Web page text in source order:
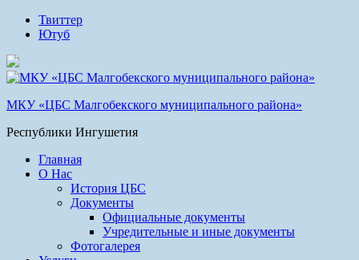
Твиттер
Ютуб
МКУ «ЦБС Малгобекского муниципального района»
Республики Ингушетия
Главная
О Нас
История ЦБС
Документы
Официальные документы
Учредительные и иные документы
Фотогалерея